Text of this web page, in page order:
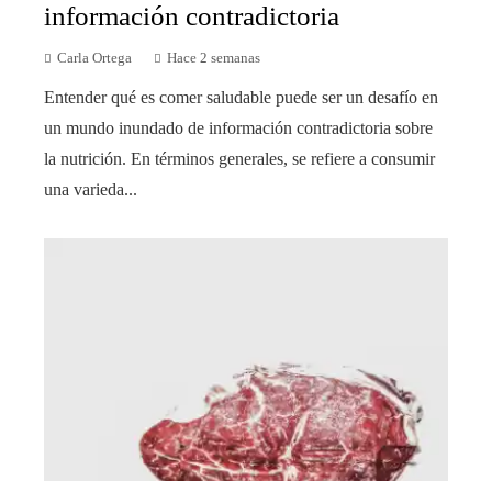
información contradictoria
Carla Ortega Hace 2 semanas
Entender qué es comer saludable puede ser un desafío en
un mundo inundado de información contradictoria sobre
la nutrición. En términos generales, se refiere a consumir
una varieda...